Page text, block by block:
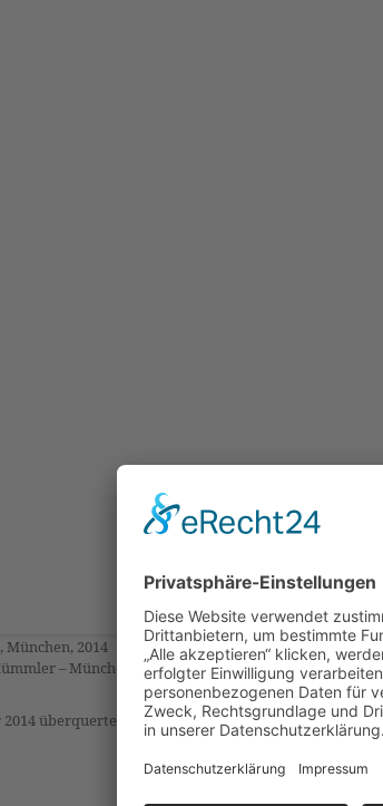
2014
– München · Grafing
2014 überquerten mehr als 207.000 Personen das